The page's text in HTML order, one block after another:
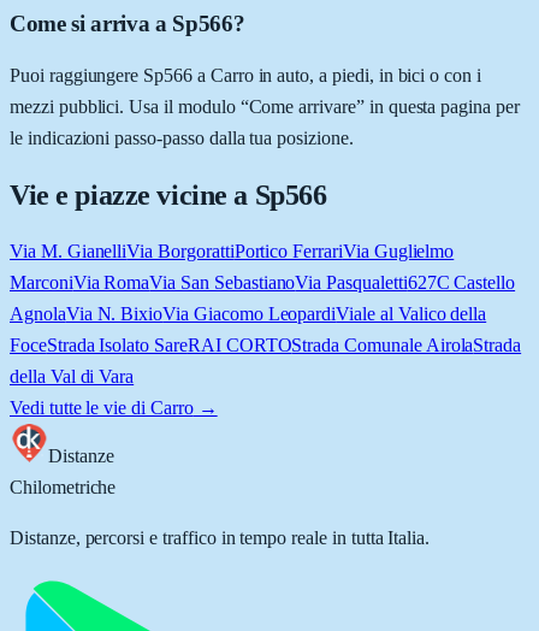
Come si arriva a Sp566?
Puoi raggiungere Sp566 a Carro in auto, a piedi, in bici o con i
mezzi pubblici. Usa il modulo “Come arrivare” in questa pagina per
le indicazioni passo-passo dalla tua posizione.
Vie e piazze vicine a Sp566
Via M. GianelliVia BorgorattiPortico FerrariVia Guglielmo
MarconiVia RomaVia San SebastianoVia Pasqualetti627C Castello
AgnolaVia N. BixioVia Giacomo LeopardiViale al Valico della
FoceStrada Isolato SareRAI CORTOStrada Comunale AirolaStrada
della Val di Vara
Vedi tutte le vie di Carro→
Distanze
Chilometriche
Distanze, percorsi e traffico in tempo reale in tutta Italia.